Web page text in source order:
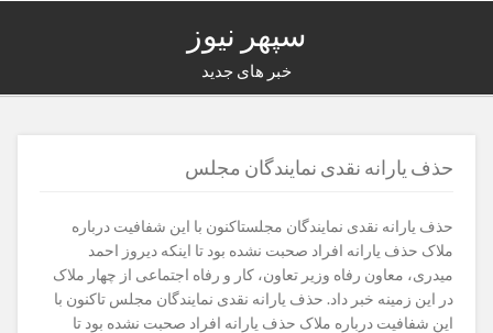
سپهر نیوز
خبر های جدید
حذف یارانه نقدی نمایندگان مجلس
حذف یارانه نقدی نمایندگان مجلستاکنون با این شفافیت درباره
ملاک حذف یارانه افراد صحبت نشده بود تا اینکه دیروز احمد
میدری، معاون رفاه وزیر تعاون، کار و رفاه اجتماعی از چهار ملاک
در این زمینه خبر داد. حذف یارانه نقدی نمایندگان مجلس تاکنون با
این شفافیت درباره ملاک حذف یارانه افراد صحبت نشده بود تا